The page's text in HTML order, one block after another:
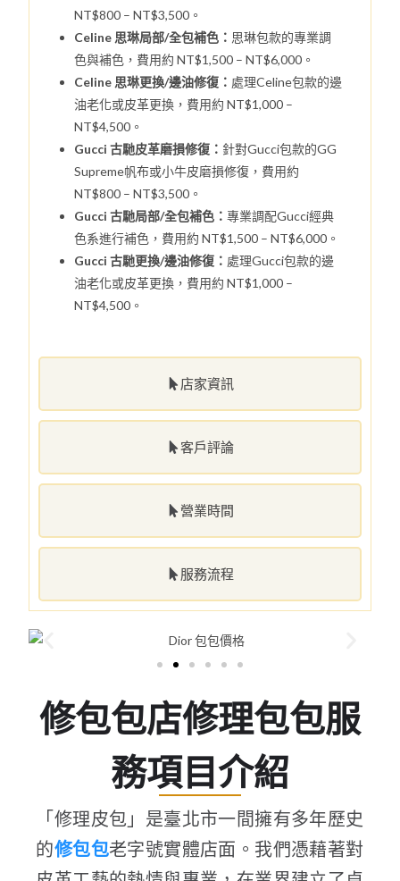
店家資訊
客戶評論
營業時間
服務流程
NT$800 – NT$3,500。
Celine 思琳局部/全包補色： 思琳包款的專業調
色與補色，費用約 NT$1,500 – NT$6,000。
Celine 思琳更換/邊油修復： 處理Celine包款的邊
油老化或皮革更換，費用約 NT$1,000 –
NT$4,500。
Gucci 古馳皮革磨損修復： 針對Gucci包款的GG
Supreme帆布或小牛皮磨損修復，費用約
NT$800 – NT$3,500。
Gucci 古馳局部/全包補色：專業調配Gucci經典
色系進行補色，費用約 NT$1,500 – NT$6,000。
Gucci 古馳更換/邊油修復： 處理Gucci包款的邊
油老化或皮革更換，費用約 NT$1,000 –
NT$4,500。
修包包店修理包包服
務項目介紹
「修理皮包」是臺北市一間擁有多年歷史
的修包包老字號實體店面。我們憑藉著對